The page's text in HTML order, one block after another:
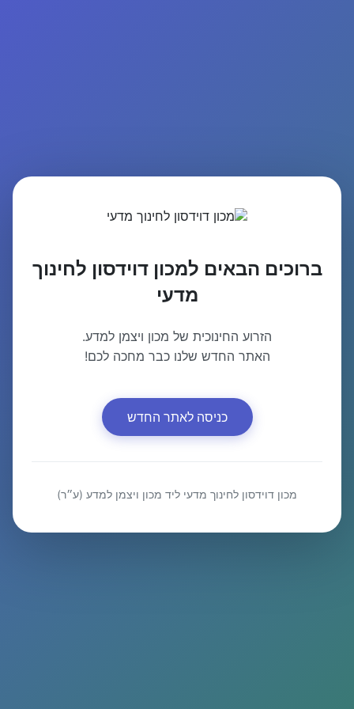
ברוכים הבאים למכון דוידסון לחינוך
מדעי
הזרוע החינוכית של מכון ויצמן למדע.
האתר החדש שלנו כבר מחכה לכם!
כניסה לאתר החדש
מכון דוידסון לחינוך מדעי ליד מכון ויצמן למדע (ע״ר)